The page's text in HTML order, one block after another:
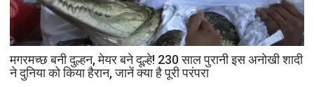
मिसाल,
आज
भी
एशिया
का
मगरमच्छ बनी दुल्हन, मेयर बने दूल्हे! 230 साल पुरानी इस अनोखी शादी
ने दुनिया को किया हैरान, जानें क्या है पूरी परंपरा